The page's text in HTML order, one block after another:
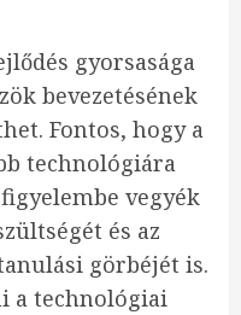
gyorsasága
bevezetésének
Fontos, hogy a
technológiára
vegyék
és az
görbéjét is.
a technológiai